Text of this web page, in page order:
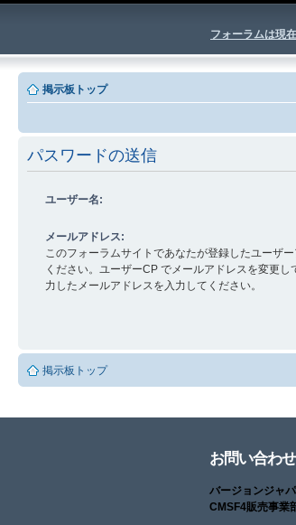
フォーラムは現
掲示板トップ
パスワードの送信
ユーザー名:
メールアドレス:
このフォーラムサイトであなたが登録したユーザ
ください。ユーザーCP でメールアドレスを変更
力したメールアドレスを入力してください。
掲示板トップ
お問い合わせ
バージョンジャ
CMSF4販売事業